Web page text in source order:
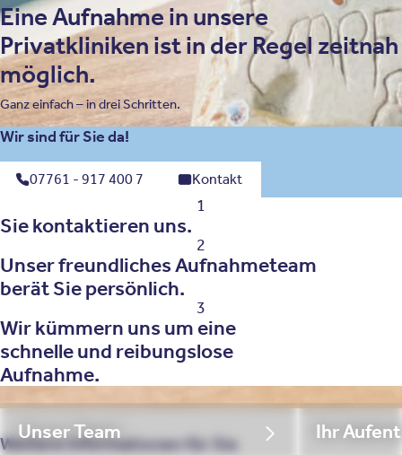
Eine Aufnahme in unsere
Privatkliniken ist in der Regel zeitnah
möglich.
Ganz einfach – in drei Schritten.
Wir sind für Sie da!
07761 - 917 400 7 Kontakt
1
Sie kontaktieren uns.
2
Unser freundliches Aufnahmeteam
berät Sie persönlich.
3
Wir kümmern uns um eine
schnelle und reibungslose
Aufnahme.
Weitere Informationen für Sie
Unser Team Ihr